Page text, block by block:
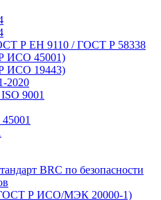
Р ЕН 9110 / ГОСТ Р 58338
ИСО 45001)
ИСО 19443)
2020
9001
BRC по безопасности
Р ИСО/МЭК 20000-1)